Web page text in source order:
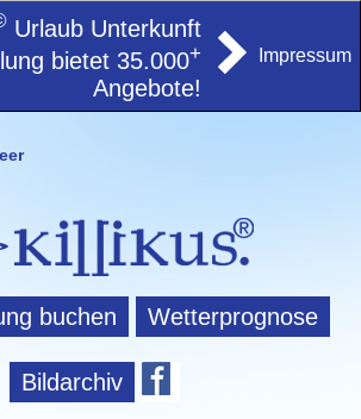
Urlaub Unterkunft
bietet 35.000+
Angebote!
Impressum
buchen Wetterprognose
Bildarchiv